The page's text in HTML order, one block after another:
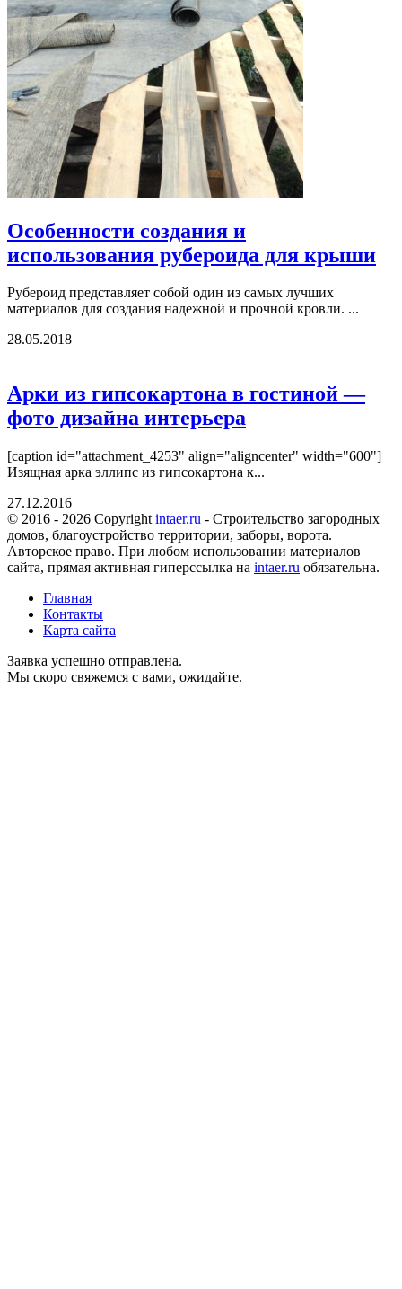
Особенности создания и
использования рубероида для крыши
Рубероид представляет собой один из самых лучших
материалов для создания надежной и прочной кровли. ...
28.05.2018
Арки из гипсокартона в гостиной —
фото дизайна интерьера
[caption id="attachment_4253" align="aligncenter" width="600"]
Изящная арка эллипс из гипсокартона к...
27.12.2016
© 2016 - 2026 Copyright intaer.ru - Cтроительство загородных
домов, благоустройство территории, заборы, ворота.
Авторское право. При любом использовании материалов
сайта, прямая активная гиперссылка на intaer.ru обязательна.
Главная
Контакты
Карта сайта
Заявка успешно отправлена.
Мы скоро свяжемся с вами, ожидайте.